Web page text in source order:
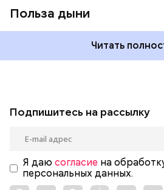
Польза дыни
Читать
Подпишитесь на рассылку
Я даю согласие на
персональных данных.